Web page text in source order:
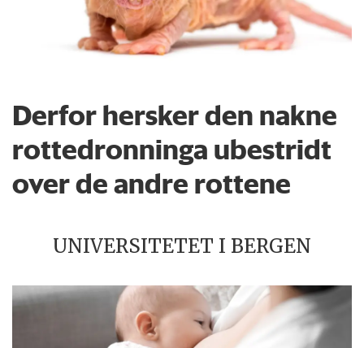
Derfor hersker den nakne
rottedronninga ubestridt
over de andre rottene
UNIVERSITETET I BERGEN